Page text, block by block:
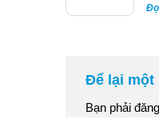
Để lại một
Bạn phải